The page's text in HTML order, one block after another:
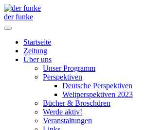
der funke
Startseite
Zeitung
Über uns
Unser Programm
Perspektiven
Deutsche Perspektiven
Weltperspektiven 2023
Bücher & Broschüren
Werde aktiv!
Veranstaltungen